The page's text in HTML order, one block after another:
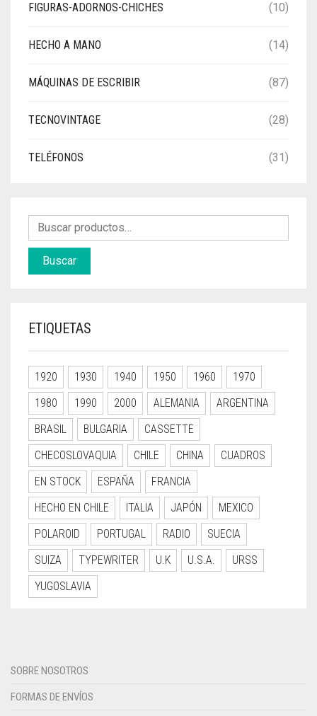
FIGURAS-ADORNOS-CHICHES (10)
HECHO A MANO (14)
MÁQUINAS DE ESCRIBIR (87)
TECNOVINTAGE (28)
TELÉFONOS (31)
Buscar
ETIQUETAS
1920 1930 1940 1950 1960
1970
1980
1990 2000 ALEMANIA
ARGENTINA
BRASIL
BULGARIA
CASSETTE
CHECOSLOVAQUIA
CHILE CHINA
CUADROS
EN STOCK
ESPAÑA
FRANCIA
HECHO EN CHILE
ITALIA JAPÓN
MEXICO
POLAROID
PORTUGAL RADIO
SUECIA
SUIZA
TYPEWRITER U.K U.S.A.
URSS
YUGOSLAVIA
SOBRE NOSOTROS
FORMAS DE ENVÍOS